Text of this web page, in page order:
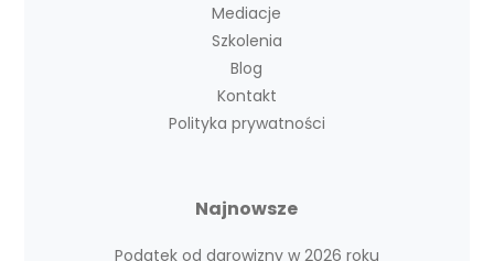
Najnowsze
Podatek od darowizny w 2026 roku
Mediacje
Szkolenia
Blog
Kontakt
Polityka prywatności